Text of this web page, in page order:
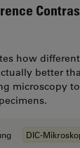
how
better
microscopy
DIC-